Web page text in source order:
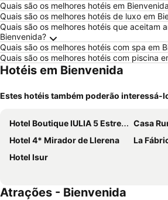
Quais são os melhores hotéis em
Quais são os melhores hotéis de luxo em
Quais são os melhores hotéis que aceitam
Bienvenida?
Quais são os melhores hotéis com spa em
Quais são os melhores hotéis com piscina
Hotéis em Bienvenida
Estes hotéis também poderão interessá-
Hotel Boutique IULIA 5 Estrellas
Casa
Hotel 4* Mirador de Llerena
La
Hotel Isur
Atrações - Bienvenida